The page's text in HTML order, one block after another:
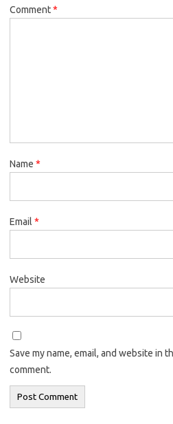
Comment*
Name *
Email *
Website
Save my name, email, and website in
comment.